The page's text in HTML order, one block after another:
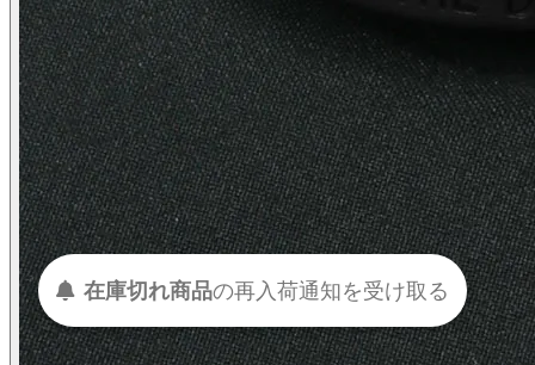
在庫切れ商品の再入荷通知を受け取る